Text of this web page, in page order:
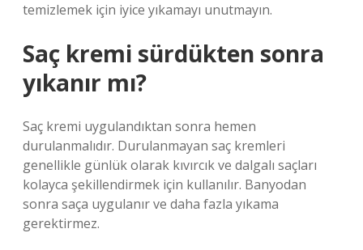
temizlemek için iyice yıkamayı unutmayın.
Saç kremi sürdükten sonra
yıkanır mı?
Saç kremi uygulandıktan sonra hemen
durulanmalıdır. Durulanmayan saç kremleri
genellikle günlük olarak kıvırcık ve dalgalı saçları
kolayca şekillendirmek için kullanılır. Banyodan
sonra saça uygulanır ve daha fazla yıkama
gerektirmez.